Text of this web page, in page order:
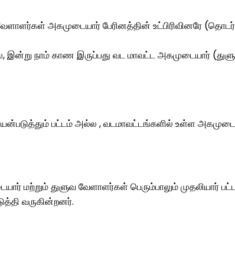
அகமுடையார் பேரினத்தின் உட்பிரிவினரே
இன்று நாம் காண இருப்பது வட மாவட்ட அகமுடையார்
பட்டம் அல்ல , வடமாவட்டங்களில் உள்ள
மற்றும் துளுவ வேளாளர்கள் பெரும்பாலும் முதலியார்
வருகின்றனர்.